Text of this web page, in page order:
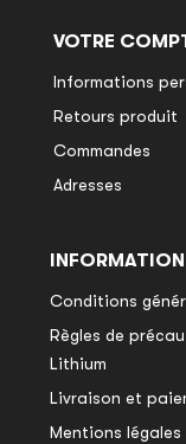
VOTRE
Informations
Retours produit
Commandes
Adresses
Conditions
Règles de
Lithium
Livraison et
Mentions légales